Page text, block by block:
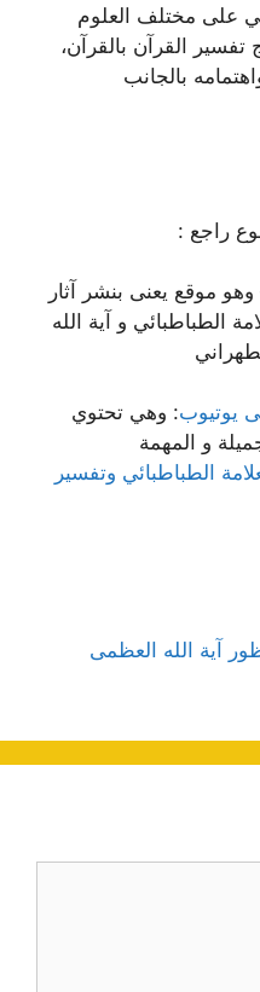
على مختلف العلوم
القرآن بالقرآن،
بالجانب
راجع :
موقع يعنى بنشر آثار
الطباطبائي و آية الله
يوتيوب: وهي تحتوي
و المهمة
الطباطبائي وتفسير
آية الله العظمى